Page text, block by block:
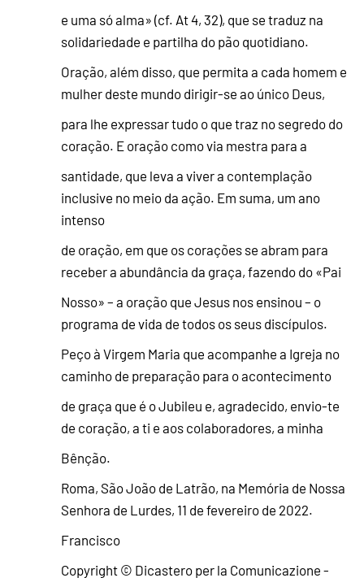
e uma só alma» (cf. At 4, 32), que se traduz na
solidariedade e partilha do pão quotidiano.
Oração, além disso, que permita a cada homem e
mulher deste mundo dirigir-se ao único Deus,
para lhe expressar tudo o que traz no segredo do
coração. E oração como via mestra para a
santidade, que leva a viver a contemplação
inclusive no meio da ação. Em suma, um ano
intenso
de oração, em que os corações se abram para
receber a abundância da graça, fazendo do «Pai
Nosso» – a oração que Jesus nos ensinou – o
programa de vida de todos os seus discípulos.
Peço à Virgem Maria que acompanhe a Igreja no
caminho de preparação para o acontecimento
de graça que é o Jubileu e, agradecido, envio-te
de coração, a ti e aos colaboradores, a minha
Bênção.
Roma, São João de Latrão, na Memória de Nossa
Senhora de Lurdes, 11 de fevereiro de 2022.
Francisco
Copyright © Dicastero per la Comunicazione -